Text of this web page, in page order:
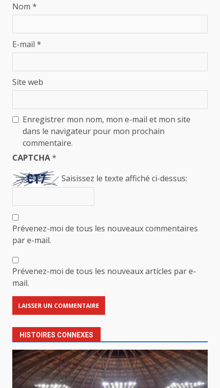
Nom *
E-mail *
Site web
Enregistrer mon nom, mon e-mail et mon site
dans le navigateur pour mon prochain
commentaire.
CAPTCHA*
Saisissez le texte affiché ci-dessus:
Prévenez-moi de tous les nouveaux commentaires
par e-mail.
Prévenez-moi de tous les nouveaux articles par e-
mail.
HISTOIRES CONNEXES